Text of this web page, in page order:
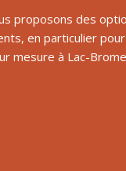
proposons des
en particulier
mesure à Lac-Brome